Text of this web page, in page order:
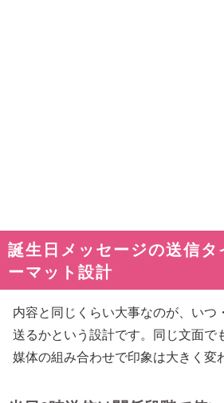
誕生日メッセージの送信タ
ーマット設計
内容と同じくらい大事なのが、いつ
送るかという設計です。同じ文面で
媒体の組み合わせで印象は大きく変